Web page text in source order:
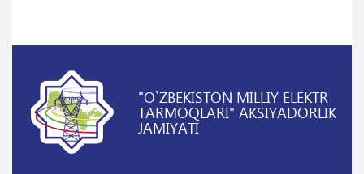
"O`ZBEKISTON MILLIY ELEKTR
TARMOQLARI" AKSIYADORLIK
JAMIYATI